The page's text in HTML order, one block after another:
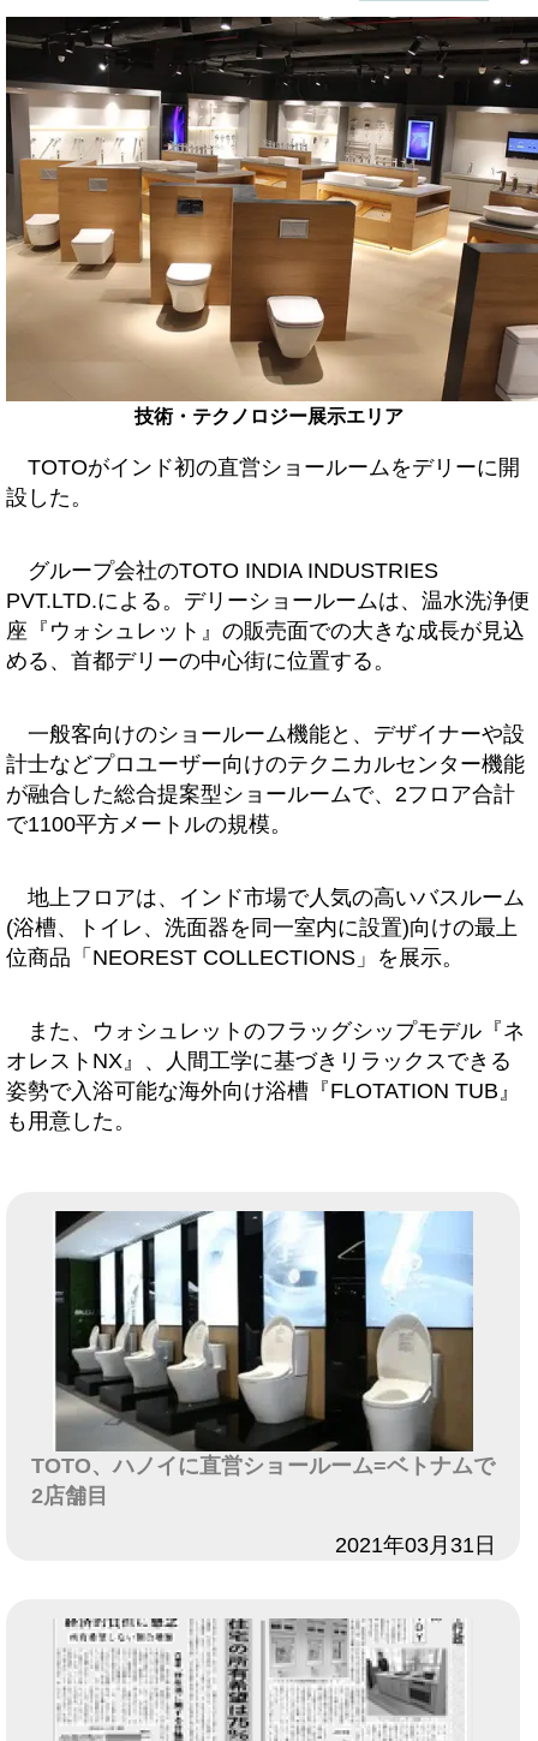
技術・テクノロジー展示エリア
TOTOがインド初の直営ショールームをデリーに開
設した。
グループ会社のTOTO INDIA INDUSTRIES
PVT.LTD.による。デリーショールームは、温水洗浄便
座『ウォシュレット』の販売面での大きな成長が見込
める、首都デリーの中心街に位置する。
一般客向けのショールーム機能と、デザイナーや設
計士などプロユーザー向けのテクニカルセンター機能
が融合した総合提案型ショールームで、2フロア合計
で1100平方メートルの規模。
地上フロアは、インド市場で人気の高いバスルーム
(浴槽、トイレ、洗面器を同一室内に設置)向けの最上
位商品「NEOREST COLLECTIONS」を展示。
また、ウォシュレットのフラッグシップモデル『ネ
オレストNX』、人間工学に基づきリラックスできる
姿勢で入浴可能な海外向け浴槽『FLOTATION TUB』
も用意した。
TOTO、ハノイに直営ショールーム=ベトナムで
2店舗目
2021年03月31日